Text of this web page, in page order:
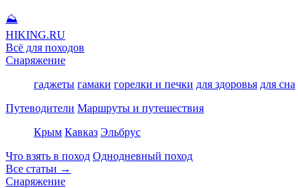
⛰
HIKING.RU
Всё для походов
Снаряжение
гаджеты гамаки горелки и печки для здоровья для сна
Путеводители Маршруты и путешествия
Крым Кавказ Эльбрус
Что взять в поход Однодневный поход
Все статьи →
Снаряжение